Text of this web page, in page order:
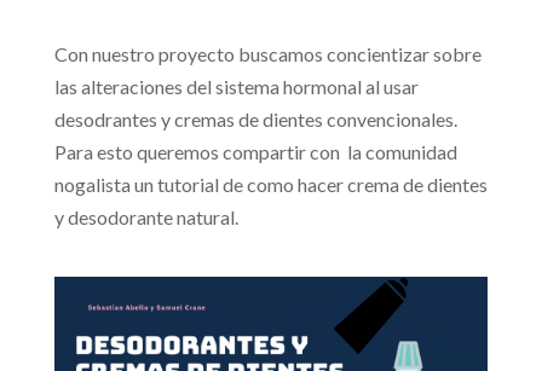
Con nuestro proyecto buscamos concientizar sobre
las alteraciones del sistema hormonal al usar
desodrantes y cremas de dientes convencionales.
Para esto queremos compartir con la comunidad
nogalista un tutorial de como hacer crema de dientes
y desodorante natural.